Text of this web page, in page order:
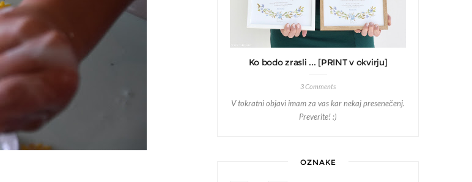
Ko bodo zrasli ... [PRINT v okvirju]
3 Comments
V tokratni objavi imam za vas kar nekaj presenečenj.
Preverite! :)
OZNAKE